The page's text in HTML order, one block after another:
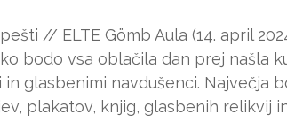
// ELTE Gömb Aula (14. april
bodo vsa oblačila dan prej našla
glasbenimi navdušenci. Največja
plakatov, knjig, glasbenih relikvij